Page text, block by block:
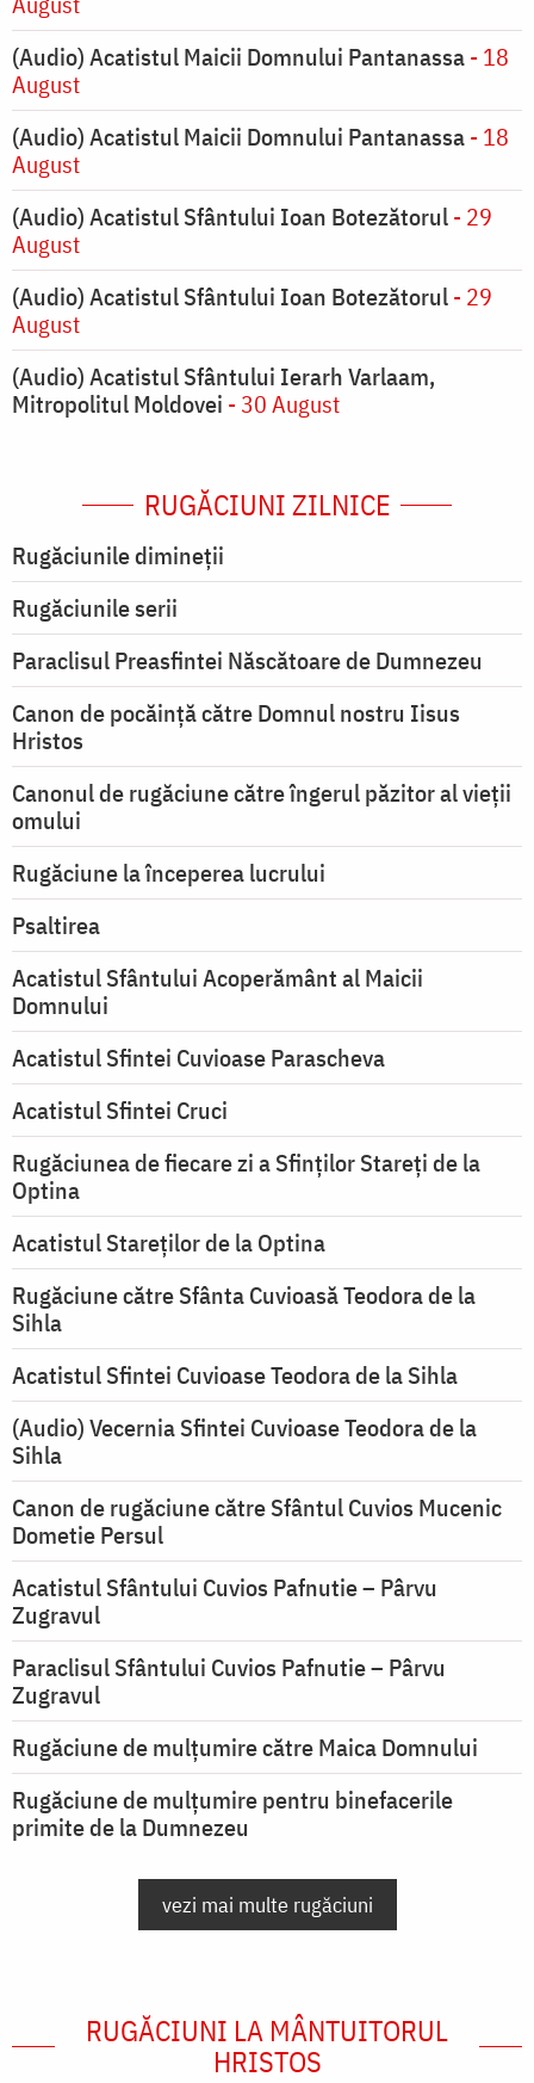
(Audio) Acatistul Maicii Domnului Pantanassa- 18
August
(Audio) Acatistul Maicii Domnului Pantanassa- 18
August
(Audio) Acatistul Sfântului Ioan Botezătorul- 29
August
(Audio) Acatistul Sfântului Ioan Botezătorul- 29
August
(Audio) Acatistul Sfântului Ierarh Varlaam,
Mitropolitul Moldovei - 30 August
RUGĂCIUNI ZILNICE
Rugăciunile dimineții
Rugăciunile serii
Paraclisul Preasfintei Născătoare de Dumnezeu
Canon de pocăință către Domnul nostru Iisus
Hristos
Canonul de rugăciune către îngerul păzitor al vieții
omului
Rugăciune la începerea lucrului
Psaltirea
Acatistul Sfântului Acoperământ al Maicii
Domnului
Acatistul Sfintei Cuvioase Parascheva
Acatistul Sfintei Cruci
Rugăciunea de fiecare zi a Sfinților Stareți de la
Optina
Acatistul Stareţilor de la Optina
Rugăciune către Sfânta Cuvioasă Teodora de la
Sihla
Acatistul Sfintei Cuvioase Teodora de la Sihla
(Audio) Vecernia Sfintei Cuvioase Teodora de la
Sihla
Canon de rugăciune către Sfântul Cuvios Mucenic
Dometie Persul
Acatistul Sfântului Cuvios Pafnutie – Pârvu
Zugravul
Paraclisul Sfântului Cuvios Pafnutie – Pârvu
Zugravul
Rugăciune de mulţumire către Maica Domnului
Rugăciune de mulțumire pentru binefacerile
primite de la Dumnezeu
vezi mai multe rugăciuni
RUGĂCIUNI LA MÂNTUITORUL
HRISTOS